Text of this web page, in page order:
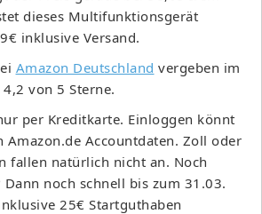
dieses Multifunktionsgerät
inklusive Versand.
Amazon Deutschland vergeben im
von 5 Sterne.
per Kreditkarte. Einloggen könnt
Amazon.de Accountdaten. Zoll oder
fallen natürlich nicht an. Noch
noch schnell bis zum 31.03.
25€ Startguthaben